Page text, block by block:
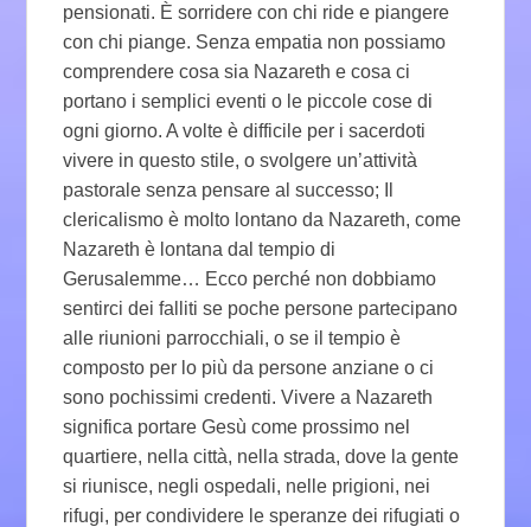
pensionati. È sorridere con chi ride e piangere
con chi piange. Senza empatia non possiamo
comprendere cosa sia Nazareth e cosa ci
portano i semplici eventi o le piccole cose di
ogni giorno. A volte è difficile per i sacerdoti
vivere in questo stile, o svolgere un’attività
pastorale senza pensare al successo; Il
clericalismo è molto lontano da Nazareth, come
Nazareth è lontana dal tempio di
Gerusalemme… Ecco perché non dobbiamo
sentirci dei falliti se poche persone partecipano
alle riunioni parrocchiali, o se il tempio è
composto per lo più da persone anziane o ci
sono pochissimi credenti. Vivere a Nazareth
significa portare Gesù come prossimo nel
quartiere, nella città, nella strada, dove la gente
si riunisce, negli ospedali, nelle prigioni, nei
rifugi, per condividere le speranze dei rifugiati o